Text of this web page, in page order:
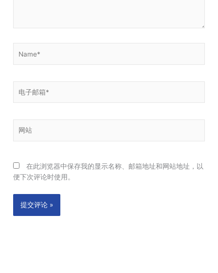
箱
站
在此浏览器中保存我的显示名称、邮箱地址和网站地址，以
便下次评论时使用。